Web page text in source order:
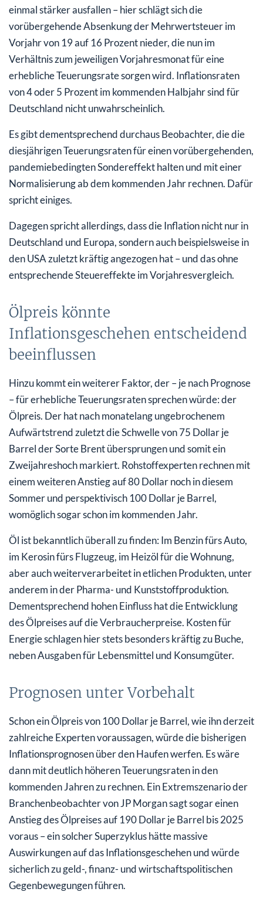
einmal stärker ausfallen – hier schlägt sich die
vorübergehende Absenkung der Mehrwertsteuer im
Vorjahr von 19 auf 16 Prozent nieder, die nun im
Verhältnis zum jeweiligen Vorjahresmonat für eine
erhebliche Teuerungsrate sorgen wird. Inflationsraten
von 4 oder 5 Prozent im kommenden Halbjahr sind für
Deutschland nicht unwahrscheinlich.
Es gibt dementsprechend durchaus Beobachter, die die
diesjährigen Teuerungsraten für einen vorübergehenden,
pandemiebedingten Sondereffekt halten und mit einer
Normalisierung ab dem kommenden Jahr rechnen. Dafür
spricht einiges.
Dagegen spricht allerdings, dass die Inflation nicht nur in
Deutschland und Europa, sondern auch beispielsweise in
den USA zuletzt kräftig angezogen hat – und das ohne
entsprechende Steuereffekte im Vorjahresvergleich.
Ölpreis könnte
Inflationsgeschehen entscheidend
beeinflussen
Hinzu kommt ein weiterer Faktor, der – je nach Prognose
– für erhebliche Teuerungsraten sprechen würde: der
Ölpreis. Der hat nach monatelang ungebrochenem
Aufwärtstrend zuletzt die Schwelle von 75 Dollar je
Barrel der Sorte Brent übersprungen und somit ein
Zweijahreshoch markiert. Rohstoffexperten rechnen mit
einem weiteren Anstieg auf 80 Dollar noch in diesem
Sommer und perspektivisch 100 Dollar je Barrel,
womöglich sogar schon im kommenden Jahr.
Öl ist bekanntlich überall zu finden: Im Benzin fürs Auto,
im Kerosin fürs Flugzeug, im Heizöl für die Wohnung,
aber auch weiterverarbeitet in etlichen Produkten, unter
anderem in der Pharma- und Kunststoffproduktion.
Dementsprechend hohen Einfluss hat die Entwicklung
des Ölpreises auf die Verbraucherpreise. Kosten für
Energie schlagen hier stets besonders kräftig zu Buche,
neben Ausgaben für Lebensmittel und Konsumgüter.
Prognosen unter Vorbehalt
Schon ein Ölpreis von 100 Dollar je Barrel, wie ihn derzeit
zahlreiche Experten voraussagen, würde die bisherigen
Inflationsprognosen über den Haufen werfen. Es wäre
dann mit deutlich höheren Teuerungsraten in den
kommenden Jahren zu rechnen. Ein Extremszenario der
Branchenbeobachter von JP Morgan sagt sogar einen
Anstieg des Ölpreises auf 190 Dollar je Barrel bis 2025
voraus – ein solcher Superzyklus hätte massive
Auswirkungen auf das Inflationsgeschehen und würde
sicherlich zu geld-, finanz- und wirtschaftspolitischen
Gegenbewegungen führen.